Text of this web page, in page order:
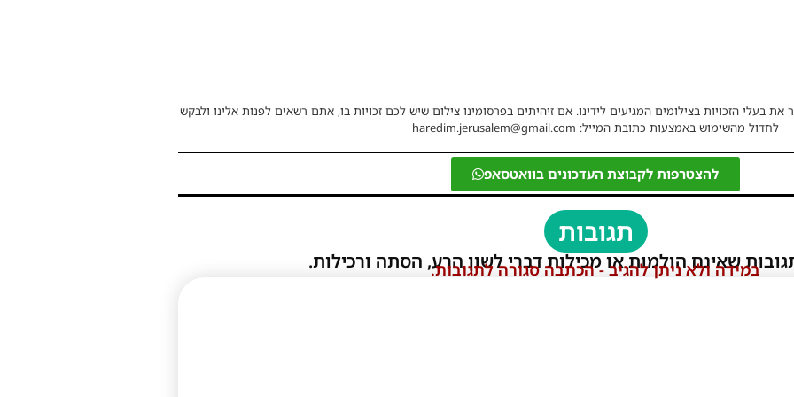
בעלי הזכויות בצילומים המגיעים לידינו. אם זיהיתים בפרסומינו צילום שיש לכם זכויות בו, אתם רשאים לפנות אלינו ולבקש
לחדול מהשימוש באמצעות כתובת המייל: haredim.jerusalem@gmail.com
להצטרפות לקבוצת העדכונים בוואטסאפ
תגובות
שאינם הולמות או מכילות דברי לשון הרע, הסתה ורכילות.
במידה ולא ניתן להגיב - הכתבה סגורה לתגובות.